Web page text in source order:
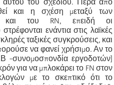
αυτού του σχεδίου. Πέρα από
και η σχέση μεταξύ των
και του RN, επειδή οι
ενάντια στις λαϊκές
ταξικές συγκρούσεις, και
να φανεί χρήσιμο. Αν το
-συνομοσπονδία εργοδοτών]
για να μπλοκάρει το FN στον
με το σκεπτικό ότι το